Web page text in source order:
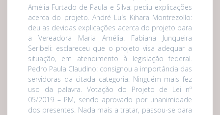
Amélia Furtado de Paula e Silva: pediu explicações
acerca do projeto. André Luís Kihara Montrezollo:
deu as devidas explicações acerca do projeto para
a Vereadora Maria Amélia. Fabiana Junqueira
Seribeli: esclareceu que o projeto visa adequar a
situação, em atendimento à legislação federal.
Pedro Paula Claudino: consignou a importância das
servidoras da citada categoria. Ninguém mais fez
uso da palavra. Votação do Projeto de Lei nº
05/2019 – PM, sendo aprovado por unanimidade
dos presentes. Nada mais a tratar, passou-se para